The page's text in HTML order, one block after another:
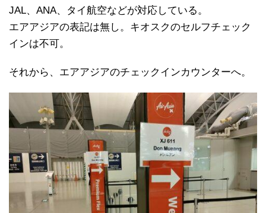
JAL、ANA、タイ航空などが対応している。
エアアジアの表記は無し。キオスクのセルフチェック
インは不可。
それから、エアアジアのチェックインカウンターへ。